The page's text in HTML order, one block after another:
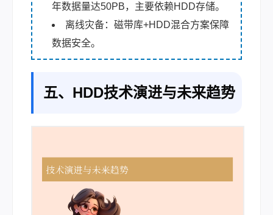
年数据量达50PB，主要依赖HDD存储。
离线灾备：磁带库+HDD混合方案保障
数据安全。
五、HDD技术演进与未来趋势